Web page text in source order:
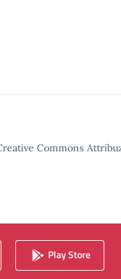
Commons
Play Store